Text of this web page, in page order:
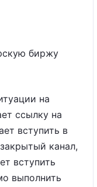
биржу
на
ссылку на
вступить в
канал,
вступить
выполнить